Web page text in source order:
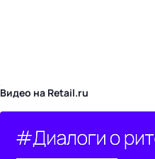
Видео на Retail.ru